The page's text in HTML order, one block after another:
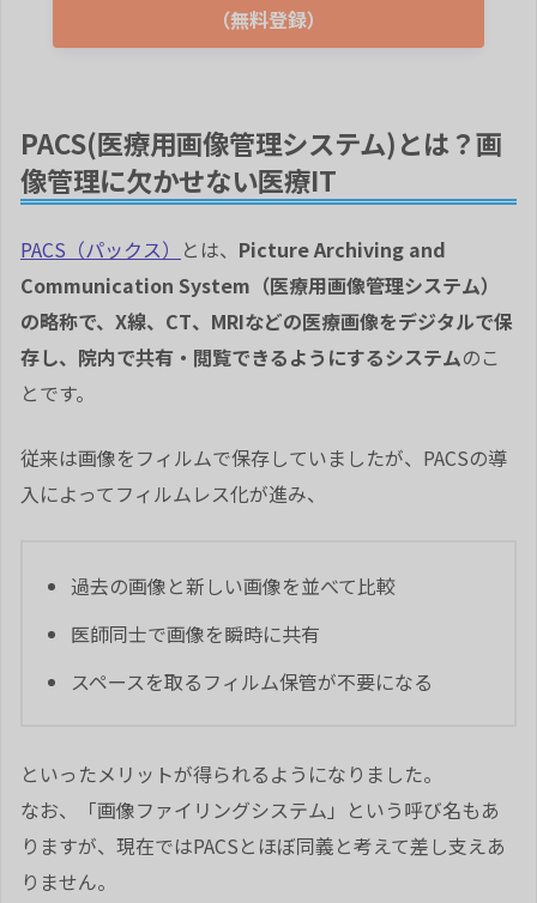
（無料登録）
PACS(医療用画像管理システム)とは？画
像管理に欠かせない医療IT
PACS（パックス） とは、 Picture Archiving and
Communication System（医療用画像管理システム）
の略称で、X線、CT、MRIなどの医療画像をデジタルで保
存し、院内で共有・閲覧できるようにするシステムのこ
とです。
従来は画像をフィルムで保存していましたが、PACSの導
入によってフィルムレス化が進み、
過去の画像と新しい画像を並べて比較
医師同士で画像を瞬時に共有
スペースを取るフィルム保管が不要になる
といったメリットが得られるようになりました。
なお、「画像ファイリングシステム」という呼び名もあ
りますが、現在ではPACSとほぼ同義と考えて差し支えあ
りません。